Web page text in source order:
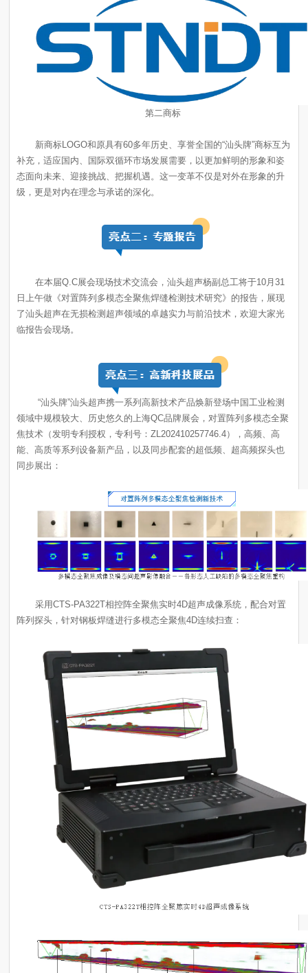
第二商标
级，更是对内在理念与承诺的深化。
临报告会现场。
“汕头牌”汕头超声
焦技术（发明专利授权，专利号：ZL202410257746.4
同步展出：
阵列探头，针对钢板焊缝进行多模态全聚焦4D连续扫查：